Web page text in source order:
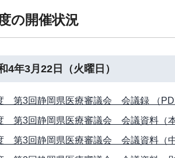
の開催状況
年3月22日（火曜日）
第3回静岡県医療審議会 会議録 （
第3回静岡県医療審議会 会議資料（
第3回静岡県医療審議会 会議資料（